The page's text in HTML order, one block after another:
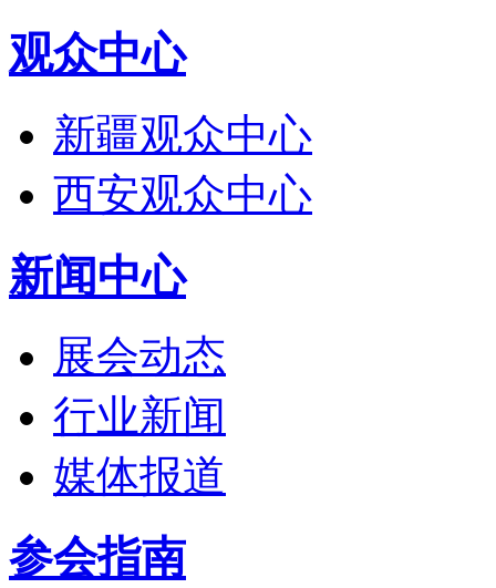
观众中心
新疆观众中心
西安观众中心
新闻中心
展会动态
行业新闻
媒体报道
参会指南